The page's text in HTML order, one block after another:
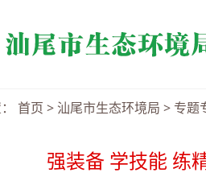
首页 > 汕尾市生态环境局 > 专题
强装备 学技能 练